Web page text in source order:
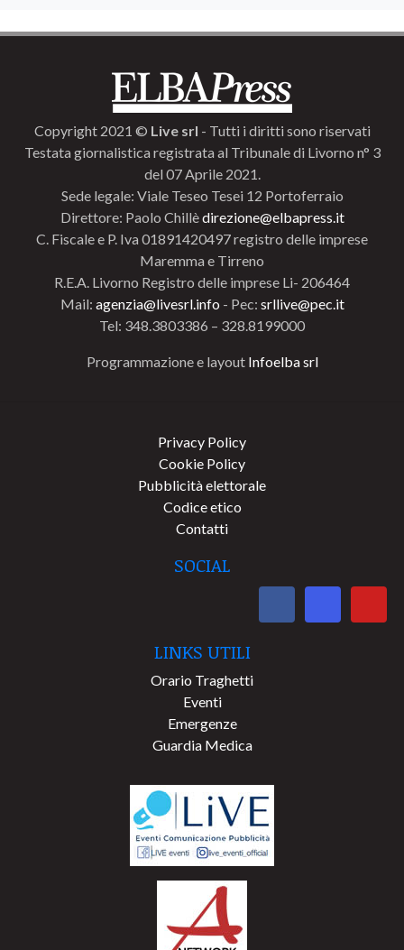
Copyright 2021 © Live srl - Tutti i diritti sono riservati
Testata giornalistica registrata al Tribunale di Livorno n° 3
del 07 Aprile 2021.
Sede legale: Viale Teseo Tesei 12 Portoferraio
Direttore: Paolo Chillèdirezione@elbapress.it
C. Fiscale e P. Iva 01891420497 registro delle imprese
Maremma e Tirreno
R.E.A. Livorno Registro delle imprese Li- 206464
Mail: agenzia@livesrl.info - Pec: srllive@pec.it
Tel: 348.3803386 – 328.8199000
Programmazione e layout Infoelba srl
Privacy Policy
Cookie Policy
Pubblicità elettorale
Codice etico
Contatti
SOCIAL
LINKS UTILI
Orario Traghetti
Eventi
Emergenze
Guardia Medica